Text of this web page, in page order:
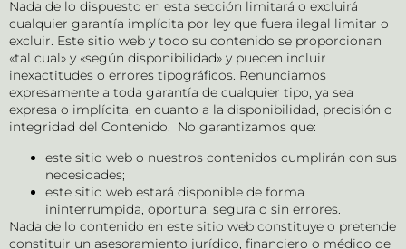
Nada de lo dispuesto en esta sección limitará o excluirá
cualquier garantía implícita por ley que fuera ilegal limitar o
excluir. Este sitio web y todo su contenido se proporcionan
«tal cual» y «según disponibilidad» y pueden incluir
inexactitudes o errores tipográficos. Renunciamos
expresamente a toda garantía de cualquier tipo, ya sea
expresa o implícita, en cuanto a la disponibilidad, precisión o
integridad del Contenido. No garantizamos que:
este sitio web o nuestros contenidos cumplirán con sus
necesidades;
este sitio web estará disponible de forma
ininterrumpida, oportuna, segura o sin errores.
Nada de lo contenido en este sitio web constituye o pretende
constituir un asesoramiento jurídico, financiero o médico de